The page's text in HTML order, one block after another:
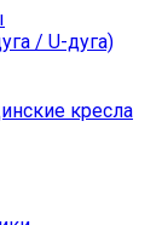
/ U-дуга)
кресла